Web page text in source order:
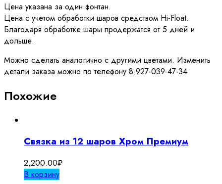
Цена указана за один фонтан.
Цена с учетом обработки шаров средством Hi-Float.
Благодаря обработке шары продержатся от 5 дней и
дольше.
Можно сделать аналогично с другими цветами. Изменить
детали заказа можно по телефону 8-927-039-47-34
Похожие
Связка из 12 шаров Хром Премиум
2,200.00₽
В корзину